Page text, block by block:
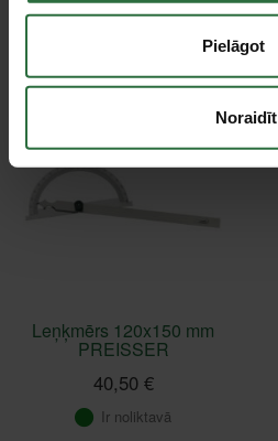
Pielāgot
Noraidīt
Leņķmērs 120x150 mm
PREISSER
40,50 €
Ir noliktavā